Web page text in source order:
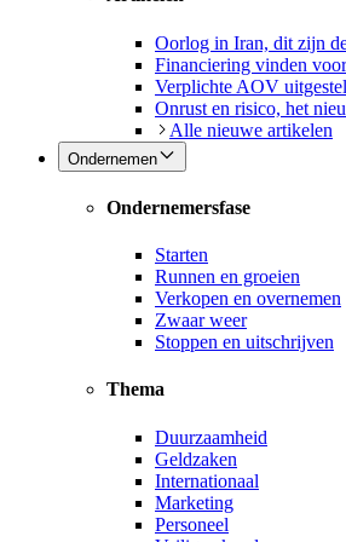
Oorlog in Iran, dit zijn
Financiering vinden
Verplichte AOV
Onrust en risico, het
Alle nieuwe artikelen
Ondernemen
Ondernemersfase
Starten
Runnen en groeien
Verkopen en overnemen
Zwaar weer
Stoppen en uitschrijven
Thema
Duurzaamheid
Geldzaken
Internationaal
Marketing
Personeel